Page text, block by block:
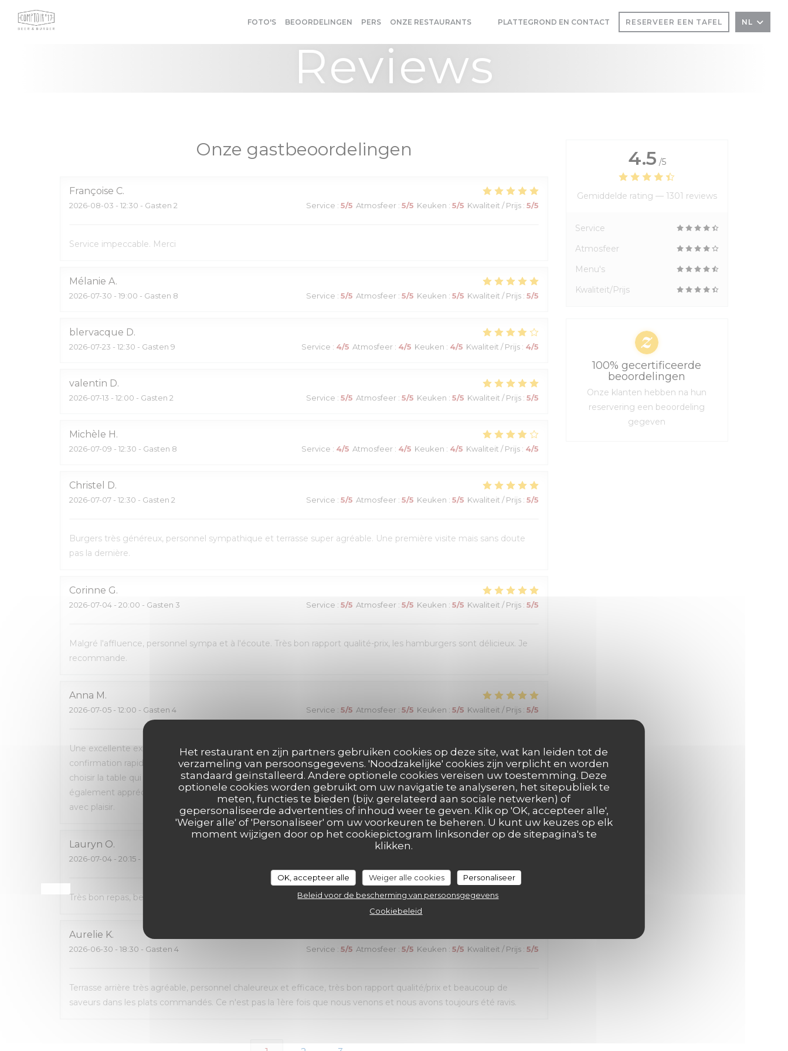
Cookies beheer paneel
Het restaurant en zijn partners gebruiken cookies op deze site, wat kan leiden tot de
verzameling van persoonsgegevens. 'Noodzakelijke' cookies zijn verplicht en worden
standaard geïnstalleerd. Andere optionele cookies vereisen uw toestemming. Deze
optionele cookies worden gebruikt om uw navigatie te analyseren, het sitepubliek te
meten, functies te bieden (bijv. gerelateerd aan sociale netwerken) of
gepersonaliseerde advertenties of inhoud weer te geven. Klik op 'OK, accepteer alle',
'Weiger alle' of 'Personaliseer' om uw voorkeuren te beheren. U kunt uw keuzes op elk
moment wijzigen door op het cookiepictogram linksonder op de sitepagina's te
klikken.
OK, accepteer alle Weiger alle cookies
Personaliseer
Beleid voor de bescherming van persoonsgegevens
Cookiebeleid
FOTO'S BEOORDELINGEN PERS ONZE RESTAURANTS
((OPENT IN EEN NIEUW VENSTER))
((OPENT IN EEN NIEUW VENSTER))
PLATTEGROND EN CONTACT RESERVEER EEN TAFEL NL
Reviews
Onze gastbeoordelingen
Françoise C
2026-08-03 - 12:30 - Gasten 2 Service : 5/5 Atmosfeer: 5/5 Keuken : 5/5 Kwaliteit / Prijs: 5/5
Service impeccable. Merci
Mélanie A
2026-07-30 - 19:00 - Gasten 8 Service : 5/5 Atmosfeer: 5/5 Keuken : 5/5 Kwaliteit / Prijs: 5/5
blervacque D
2026-07-23 - 12:30 - Gasten 9 Service : 4/5 Atmosfeer: 4/5 Keuken : 4/5 Kwaliteit / Prijs: 4/5
valentin D
2026-07-13 - 12:00 - Gasten 2 Service : 5/5 Atmosfeer: 5/5 Keuken : 5/5 Kwaliteit / Prijs: 5/5
Michèle H
2026-07-09 - 12:30 - Gasten 8 Service : 4/5 Atmosfeer: 4/5 Keuken : 4/5 Kwaliteit / Prijs: 4/5
Christel D
2026-07-07 - 12:30 - Gasten 2 Service : 5/5 Atmosfeer: 5/5 Keuken : 5/5 Kwaliteit / Prijs: 5/5
Burgers très généreux, personnel sympathique et terrasse super agréable. Une première visite mais sans doute
pas la dernière.
Corinne G
2026-07-04 - 20:00 - Gasten 3 Service : 5/5 Atmosfeer: 5/5 Keuken : 5/5 Kwaliteit / Prijs: 5/5
Malgré l'affluence, personnel sympa et à l'écoute. Très bon rapport qualité-prix, les hamburgers sont délicieux. Je
recommande.
Anna M
2026-07-05 - 12:00 - Gasten 4 Service : 5/5 Atmosfeer: 5/5 Keuken : 5/5 Kwaliteit / Prijs: 5/5
Une excellente expérience du début à la fin. La réservation en ligne était très simple et fluide, avec une
confirmation rapide par e-mail et SMS. L’accueil était chaleureux et le personnel très à l’écoute. Nous avons pu
choisir la table qui nous convenait le mieux. Les burgers étaient excellents et le service impeccable. Nous avons
également apprécié de pouvoir emporter ce qui n’avait pas été terminé. Une adresse que nous recommandons
avec plaisir.
Lauryn O
2026-07-04 - 20:15 - Gasten 2
Très bon repas, beau cadre, carte avec pas mal de choix. Mais un peu d’attente pour le service des plats
Aurelie K
2026-06-30 - 18:30 - Gasten 4 Service : 5/5 Atmosfeer: 5/5 Keuken : 5/5 Kwaliteit / Prijs: 5/5
Terrasse arrière très agréable, personnel chaleureux et efficace, très bon rapport qualité/prix et beaucoup de
saveurs dans les plats commandés. Ce n'est pas la 1ère fois que nous venons et nous avons toujours été ravis.
4.5 /5
Gemiddelde rating — 1301 reviews
Service
Atmosfeer
Menu's
Kwaliteit/Prijs
100% gecertificeerde
beoordelingen
Onze klanten hebben na hun
reservering een beoordeling
gegeven